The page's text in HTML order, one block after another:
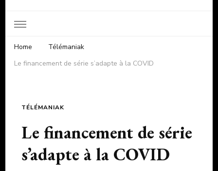
Home
Télémaniak
Le financement de série s’adapte à la COVID
TÉLÉMANIAK
Le financement de série
s’adapte à la COVID